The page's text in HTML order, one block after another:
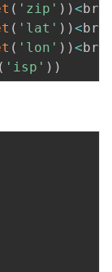
( 'zip' ) )< br
( 'lat' ) )< br
( 'lon' ) )< br
( 'isp' ) )